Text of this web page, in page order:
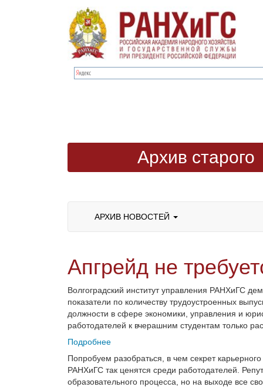
Архив старого
АРХИВ НОВОСТЕЙ
Апгрейд не
Волгоградский институт управления РАНХиГС
показатели по количеству трудоустроенных
должности в сфере экономики, управления и
работодателей к вчерашним студентам только
Подробнее
Попробуем разобраться, в чем секрет
РАНХиГС так ценятся среди работодателей.
образовательного процесса, но на выходе все